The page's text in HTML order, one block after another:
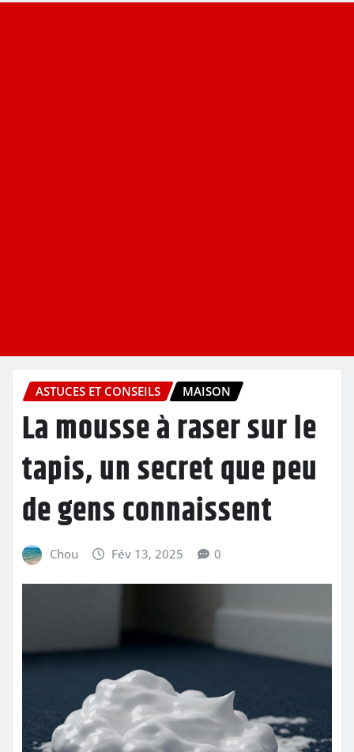
ASTUCES ET CONSEILS MAISON
La mousse à raser sur le
tapis, un secret que peu
de gens connaissent
Chou Fév 13, 2025 0